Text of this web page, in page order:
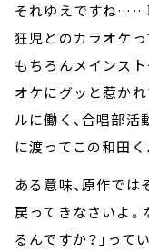
それゆえですね……
狂児とのカラオケ
もちろんメインス
オケにグッと惹か
ルに働く、合唱部活
に渡ってこの和田
ある意味、原作では
戻ってきなさいよ。
るんですか？」っ